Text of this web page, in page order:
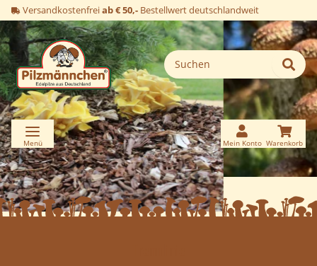
Versandkostenfreiab € 50,- Bestellwert deutschlandweit